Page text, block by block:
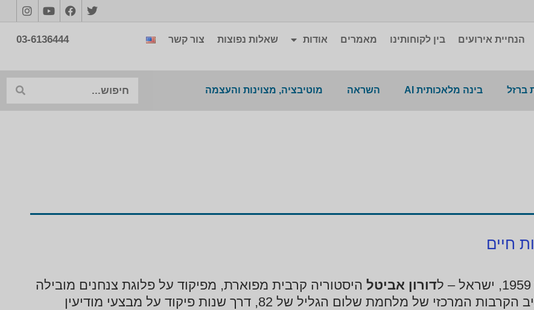
הנחיית אירועים בין לקוחותינו מאמרים אודות שאלות נפוצות צור קשר 03-6136444
ברזל בינה מלאכותית AI השראה מוטיבציה, מצוינות והעצמה
חיים
ל דורון אביטל היסטוריה קרבית מפוארת, מפיקוד על פלוגת צנחנים מובילה
בנתיב הקרבות המרכזי של מלחמת שלום הגליל של 82, דרך שנות פיקוד על מבצעי מודיעין